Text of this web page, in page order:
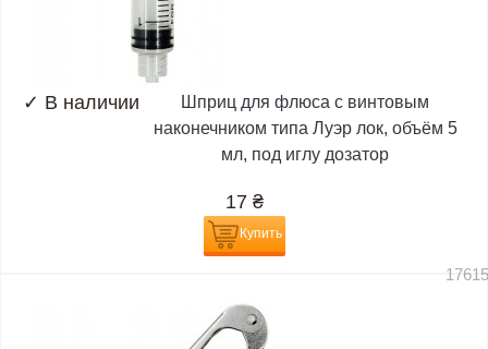
✓ В наличии
Шприц для флюса с винтовым
наконечником типа Луэр лок, объём 5
мл, под иглу дозатор
17 ₴
Купить